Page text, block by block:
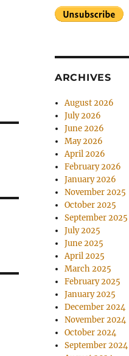
ARCHIVES
August 2026
July 2026
June 2026
May 2026
April 2026
February 2026
January 2026
November 2025
October 2025
September 2025
July 2025
June 2025
April 2025
March 2025
February 2025
January 2025
December 2024
November 2024
October 2024
September 2024